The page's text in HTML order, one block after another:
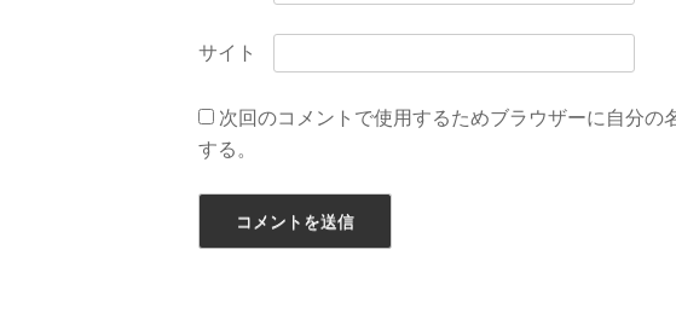
サイト
次回のコメントで使用するためブラウザーに自分
する。